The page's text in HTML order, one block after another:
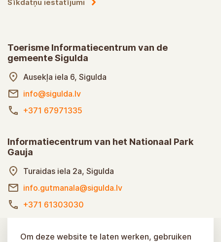
Privacybeleid
Toerisme Informatiecentrum van de
gemeente Sigulda
Auseklastraat 6, Sigulda
+371 67971335
Informatiecentrum van het Nationaal Park
Gauja
Turaidasstraat 2a, Sigulda
+371 61303030
Om deze website te laten werken, gebruiken